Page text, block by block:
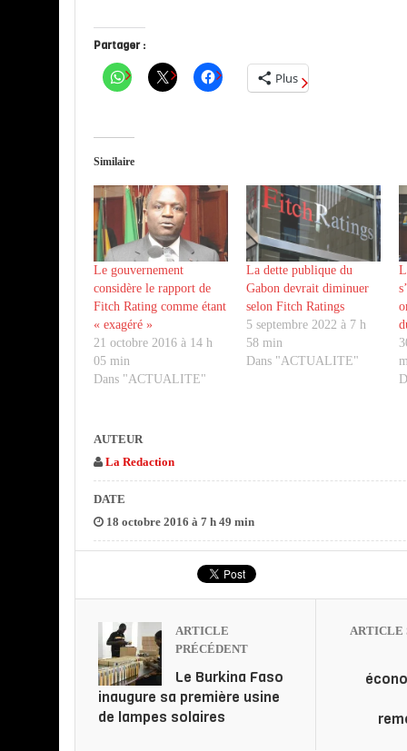
Partager :
Plus
Similaire
Le gouvernement
considère le rapport de
Fitch Rating comme étant
« exagéré »
21 octobre 2016 à 14 h
05 min
Dans "ACTUALITE"
La dette publique du
Gabon devrait diminuer
selon Fitch Ratings
5 septembre 2022 à 7 h
58 min
Dans "ACTUALITE"
AUTEUR
La Redaction
DATE
18 octobre 2016 à 7 h 49 min
ARTICLE
PRÉCÉDENT
Le Burkina Faso
inaugure sa première usine
de lampes solaires
ARTICLE